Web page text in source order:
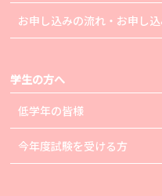
お申し込みの流れ・お申し
学生の方へ
低学年の皆様
今年度試験を受ける方